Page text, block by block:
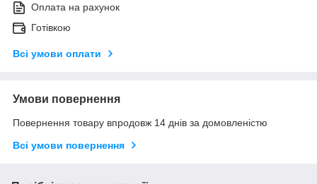
Оплата на рахунок
Готівкою
Всі умови оплати
Умови повернення
Повернення товару впродовж 14 днів за домовленістю
Всі умови повернення